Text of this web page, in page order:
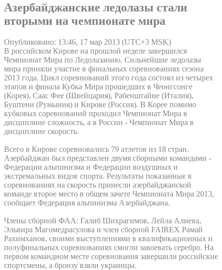
Азербайджанские ледолазы стали
вторыми на чемпионате мира
Опубликовано: 13:46, 17 мар 2013 (UTC+3 MSK)
В российском Кирове на прошлой неделе завершился
Чемпионат Мира по Ледолазанию. Сильнейшие ледолазы
мира приняли участие в финальных соревнованиях сезона
2013 года. Цикл соревнований этого года состоял из четырех
этапов и финала Кубка Мира прошедших в Чеонгсонге
(Корея), Саас Фее (Швейцария), Рабенштайне (Италия),
Буштени (Румыния) и Кирове (Россия). В Корее помимо
кубковых соревнований проходил Чемпионат Мира в
дисциплине сложность, а в России - Чемпионат Мира в
дисциплине скорость.
Всего в Кирове соревновались 79 атлетов из 18 стран.
Азербайджан был представлен двумя сборными командами -
Федерации альпинизма и Федерации воздушных и
экстремальных видов спорта. Результаты показанные в
соревнованиях на скорость принесли азербайджанской
команде второе место в общем зачете Чемпионата Мира 2013,
сообщает Федерация альпинизма Азербайджана.
Члены сборной ФАА: Галиб Шихрагимов, Лейла Алиева,
Эльвира Магомедрасулова и член сборной FAIREX Рамай
Рахимханов, своими выступлениями в квалификационных и
полуфинальных соревнованиях смогли завоевать серебро. На
первом командном месте соревнования завершили российские
спортсмены, а бронзу взяли украинцы.